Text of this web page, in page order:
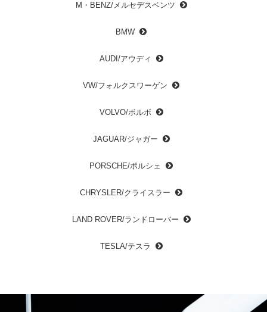
M・BENZ/メルセデスベンツ
BMW
AUDI/アウディ
VW/フォルクスワーゲン
VOLVO/ボルボ
JAGUAR/ジャガー
PORSCHE/ポルシェ
CHRYSLER/クライスラー
LAND ROVER/ランドローバー
TESLA/テスラ